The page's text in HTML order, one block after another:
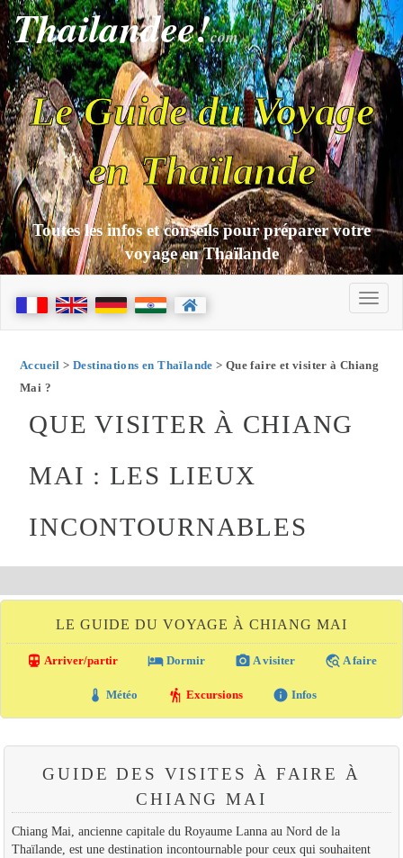
Thailandee!com
Le Guide du Voyage
en Thaïlande
Toutes les infos et conseils pour préparer votre
voyage en Thaïlande
Accueil > Destinations en Thaïlande > Que faire et visiter à Chiang
Mai ?
QUE VISITER À CHIANG
MAI : LES LIEUX
INCONTOURNABLES
LE GUIDE DU VOYAGE À CHIANG MAI
directions_transit Arriver/partir local_hotel Dormir photo_camera A visiter travel_explore A faire
thermostat Météo hiking Excursions info Infos
GUIDE DES VISITES À FAIRE À
CHIANG MAI
Chiang Mai, ancienne capitale du Royaume Lanna au Nord de la
Thaïlande, est une destination incontournable pour ceux qui souhaitent